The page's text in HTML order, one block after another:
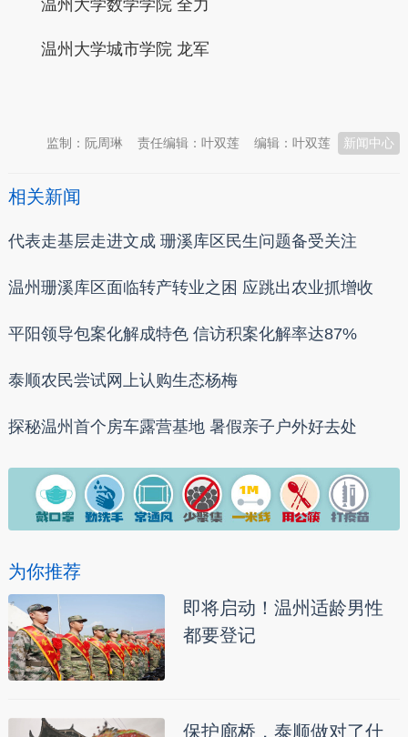
温州大学数学学院 全力
温州大学城市学院 龙军
新闻中心
编辑：叶双莲
责任编辑：叶双莲
监制：阮周琳
相关新闻
代表走基层走进文成 珊溪库区民生问题备受关注
温州珊溪库区面临转产转业之困 应跳出农业抓增收
平阳领导包案化解成特色 信访积案化解率达87%
泰顺农民尝试网上认购生态杨梅
探秘温州首个房车露营基地 暑假亲子户外好去处
为你推荐
即将启动！温州适龄男性
都要登记
保护廊桥，泰顺做对了什